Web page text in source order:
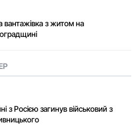
вантажівка з житом на
з Росією загинув військовий з